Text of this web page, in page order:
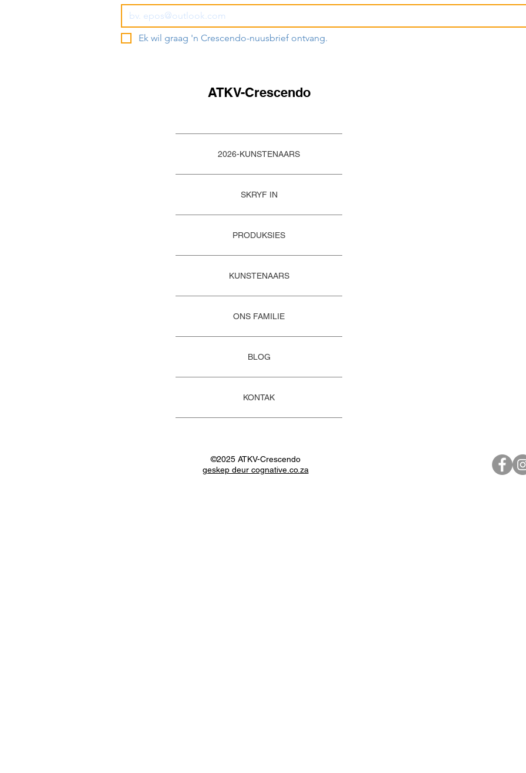
ATKV-Crescendo
2026-KUNSTENAARS
SKRYF IN
PRODUKSIES
KUNSTENAARS
ONS FAMILIE
BLOG
KONTAK
Ek wil graag 'n Crescendo-nuusbrief ontvang.
©2025 ATKV-Crescendo
geskep deur cognative.co.za